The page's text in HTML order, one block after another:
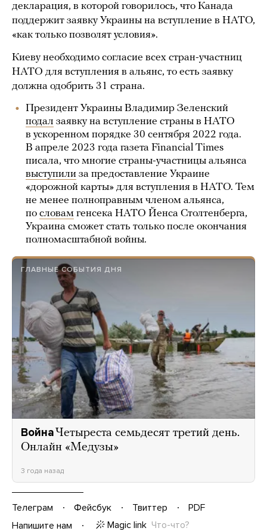
декларация, в которой говорилось, что Канада
поддержит заявку Украины на вступление в НАТО,
«как только позволят условия».
Киеву необходимо согласие всех стран-участниц
НАТО для вступления в альянс, то есть заявку
должна одобрить 31 страна.
Президент Украины Владимир Зеленский
подал заявку на вступление страны в НАТО
в ускоренном порядке 30 сентября 2022 года.
В апреле 2023 года газета Financial Times
писала, что многие страны-участницы альянса
выступили за предоставление Украине
«дорожной карты» для вступления в НАТО. Тем
не менее полноправным членом альянса,
по словам генсека НАТО Йенса Столтенберга,
Украина сможет стать только после окончания
полномасштабной войны.
ГЛАВНЫЕ СОБЫТИЯ ДНЯ
Война Четыреста семьдесят третий день.
Онлайн «Медузы»
3 года назад
Телеграм Фейсбук Твиттер
PDF
Напишите нам
Magic link Что-что?